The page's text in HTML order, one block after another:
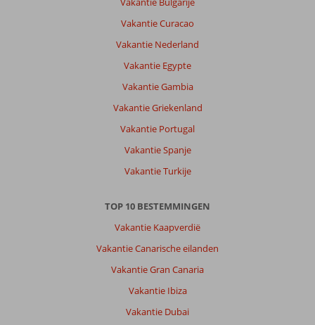
Vakantie Curacao
Vakantie Nederland
Vakantie Egypte
Vakantie Gambia
Vakantie Griekenland
Vakantie Portugal
Vakantie Spanje
Vakantie Turkije
TOP 10 BESTEMMINGEN
Vakantie Kaapverdië
Vakantie Canarische eilanden
Vakantie Gran Canaria
Vakantie Ibiza
Vakantie Dubai